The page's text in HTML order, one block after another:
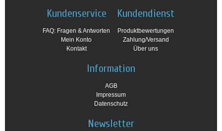
Kundenservice
FAQ: Fragen & Antworten
Mein Konto
Kontakt
Kundendienst
Produktbewertungen
Zahlung/Versand
Über uns
Information
AGB
Impressum
Datenschutz
Newsletter